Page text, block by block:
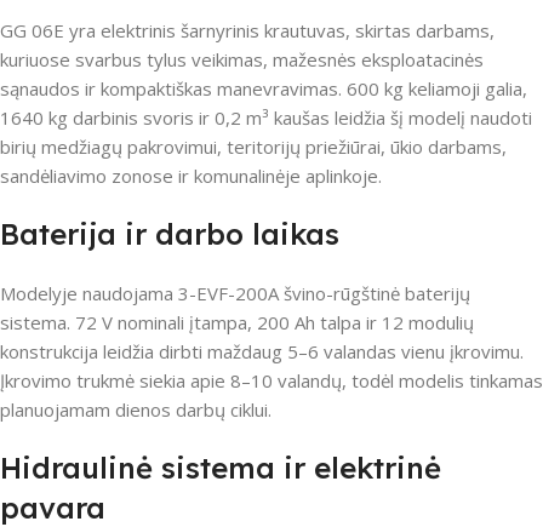
GG 06E yra elektrinis šarnyrinis krautuvas, skirtas darbams,
kuriuose svarbus tylus veikimas, mažesnės eksploatacinės
sąnaudos ir kompaktiškas manevravimas. 600 kg keliamoji galia,
1640 kg darbinis svoris ir 0,2 m³ kaušas leidžia šį modelį naudoti
birių medžiagų pakrovimui, teritorijų priežiūrai, ūkio darbams,
sandėliavimo zonose ir komunalinėje aplinkoje.
Baterija ir darbo laikas
Modelyje naudojama 3-EVF-200A švino-rūgštinė baterijų
sistema. 72 V nominali įtampa, 200 Ah talpa ir 12 modulių
konstrukcija leidžia dirbti maždaug 5–6 valandas vienu įkrovimu.
Įkrovimo trukmė siekia apie 8–10 valandų, todėl modelis tinkamas
planuojamam dienos darbų ciklui.
Hidraulinė sistema ir elektrinė
pavara